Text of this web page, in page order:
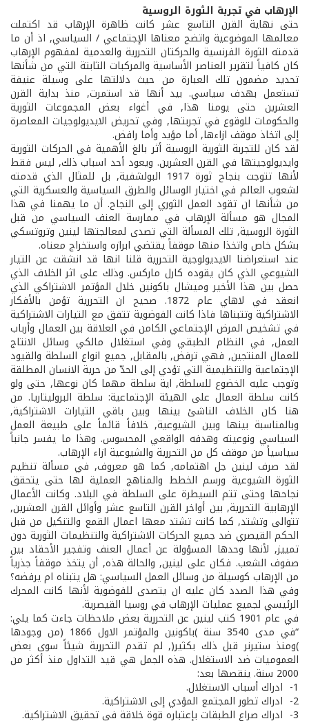
الإرهاب في تجربة الثورة الروسية
حتى نهاية القرن التاسع عشر كانت ظاهرة الإرهاب قد اكتملت
معالمها الموضوعية واتضح معناها الإجتماعي / السياسي, اذ أن ما
قدمته الثورة الفرنسية والحركتان التحررية والعدمية لمفهوم الإرهاب
كان كافياً لتقرير العناصر الأساسية والمركبات الثابتة التي من شأنها
تحديد مضمون تلك العبارة من حيث دلالتها على وسيلة عنيفة
تستعمل بهدف سياسي. بيد أنها قد استمرت, منذ بداية القرن
العشرين حتى يومنا هذا, في أغواء بعض المجموعات الثورية
والحكومات للوقوع في تجربتها, وفي تحريض الايديولوجيات المعاصرة
إلى اتخاذ موقف ازاءها, أما مؤيد وأما رافض.
لقد كان للتجربة الثورية الروسية أثر بالغ الأهمية في الحركات الثورية
وايديولوجيتها في القرن العشرين. ويعود أحد اسباب ذلك, ليس فقط
لأنها تتوجت بنجاح ثورة 1917 البولشفية, بل للمثال الذي قدمته
لشعوب العالم في اختيار الوسائل والطرق السياسية والعسكرية التي
من شأنها ان تقود العمل الثوري إلى النجاح. أن ما يهمنا في هذا
المجال هو مسألة الإرهاب في ممارسة العنف السياسي من قبل
الثورة الروسية, تلك المسألة التي تصدى لمعالجتها لينين وتروتسكي
بشكل خاص واتخذا منها موقفاً يقتضي ابرازه واستخراج معناه.
عند استعراضنا الايديولوجية التحررية قلنا انها قد انشقت عن التيار
الشيوعي الذي كان يقوده كارل ماركس. وذلك على اثر الخلاف الذي
حصل بين هذا الأخير وميشال باكونين خلال المؤتمر الاشتراكي الذي
انعقد في لاهاي عام 1872. صحيح ان التحررية تؤمن بالأفكار
الاشتراكية وتتبناها فاذا كانت الفوضوية تتفق مع التيارات الاشتراكية
في تشخيص المرض الإجتماعي الكامن في العلاقة بين العمال وأرباب
العمل, في النظام الطبقي وفي استغلال مالكي وسائل الانتاج
للعمال المنتجين, فهي ترفض, بالمقابل, جميع انواع السلطة والقيود
الإجتماعية والتنظيمية التي تؤدي إلى الحدّ من حرية الانسان المطلقة
وتوجب عليه الخضوع للسلطة, اية سلطة مهما كان نوعها, حتى ولو
كانت سلطة العمال على الهيئة الإجتماعية: سلطة البروليتاريا. من
هنا كان الخلاف الناشئ بينها وبين باقي التيارات الاشتراكية,
وبالمناسبة بينها وبين الشيوعية, خلافاً قائماً على طبيعة العمل
السياسي ونوعيته وهدفه الواقعي المحسوس. وهذا ما يفسر جانباً
سياسياً من موقف كل من التحررية والشيوعية ازاء الإرهاب.
لقد صرف لينين جل اهتمامه, كما هو معروف, في مسألة تنظيم
الثورة الشيوعية ورسم الخطط والمناهج العملية لها حتى يتحقق
نجاحها وحتى تتم السيطرة على السلطة في البلاد. وكانت الأعمال
الإرهابية التحررية, بين أواخر القرن التاسع عشر وأوائل القرن العشرين,
تتوالى وتشتد, كما كانت تشتد معها اعمال القمع والتنكيل من قبل
الحكم القيصري ضد جميع الحركات الاشتراكية والتنظيمات الثورية دون
تمييز, لأنها وحدها المسؤولة عن أعمال العنف وتفجير الأحقاد بين
صفوف الشعب. فكان على لينين, والحالة هذه, أن يتخذ موقفاً جذرياً
من الإرهاب كوسيلة من وسائل العمل السياسي: هل يتبناه ام يرفضه؟
وفي هذا الصدد كان عليه ان يتصدى للفوضوية لأنها كانت المحرك
الرئيسي لجميع عمليات الإرهاب في روسيا القيصرية.
في عام 1901 كتب لينين عن التحررية بعض ملاحظات جاءت كما يلي:
“في مدى 35­40 سنة )باكونين والمؤتمر الاول 1866 (من وجودها
)ومنذ ستيرنر قبل ذلك بكثير(, لم تقدم التحررية شيئاً سوى بعض
العموميات ضد الاستغلال. هذه الجمل هي قيد التداول منذ أكثر من
2000 سنة. ينقصها بعد:
1­- ادراك أسباب الاستغلال.
2­- ادراك تطور المجتمع المؤدي إلى الاشتراكية.
3­- ادراك صراع الطبقات بإعتباره قوة خلاقة في تحقيق الاشتراكية.